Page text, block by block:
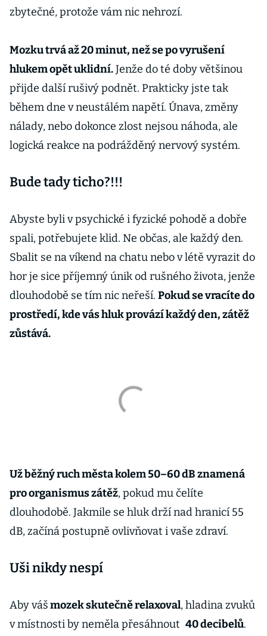
zbytečné, protože vám nic nehrozí.
Mozku trvá až 20 minut, než se po vyrušení
hlukem opět uklidní.Jenže do té doby většinou
přijde další rušivý podnět. Prakticky jste tak
během dne v neustálém napětí. Únava, změny
nálady, nebo dokonce zlost nejsou náhoda, ale
logická reakce na podrážděný nervový systém.
Bude tady ticho?!!!
Abyste byli v psychické i fyzické pohodě a dobře
spali, potřebujete klid. Ne občas, ale každý den.
Sbalit se na víkend na chatu nebo v létě vyrazit do
hor je sice příjemný únik od rušného života, jenže
dlouhodobě se tím nic neřeší. Pokud se vracíte do
prostředí, kde vás hluk provází každý den, zátěž
zůstává.
Už běžný ruch města kolem 50–60 dB znamená
pro organismus zátěž, pokud mu čelíte
dlouhodobě. Jakmile se hluk drží nad hranicí 55
dB, začíná postupně ovlivňovat i vaše zdraví.
Uši nikdy nespí
Aby vášmozek skutečně relaxoval, hladina zvuků
v místnosti by neměla přesáhnout 40 decibelů.